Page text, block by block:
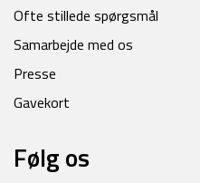
Ofte stillede spørgsmål
Samarbejde med os
Presse
Gavekort
Følg os